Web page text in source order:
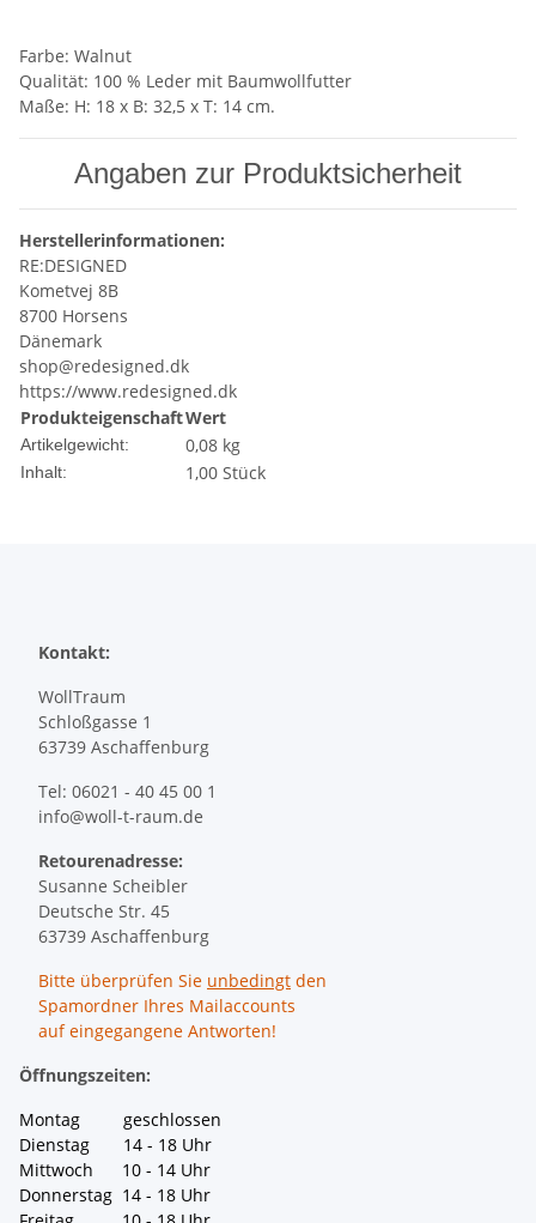
Farbe: Walnut
Qualität: 100 % Leder mit Baumwollfutter
Maße: H: 18 x B: 32,5 x T: 14 cm.
Angaben zur Produktsicherheit
Herstellerinformationen:
RE:DESIGNED
Kometvej 8B
8700 Horsens
Dänemark
shop@redesigned.dk
https://www.redesigned.dk
ProdukteigenschaftWert
Artikelgewicht: 0,08 kg
Inhalt: 1,00 Stück
Kontakt:
WollTraum
Schloßgasse 1
63739 Aschaffenburg
Tel: 06021 - 40 45 00 1
info@woll-t-raum.de
Retourenadresse:
Susanne Scheibler
Deutsche Str. 45
63739 Aschaffenburg
Bitte überprüfen Sie unbedingt den
Spamordner Ihres Mailaccounts
auf eingegangene Antworten!
Öffnungszeiten:
Montag geschlossen
Dienstag 14 - 18 Uhr
Mittwoch 10 - 14 Uhr
Donnerstag 14 - 18 Uhr